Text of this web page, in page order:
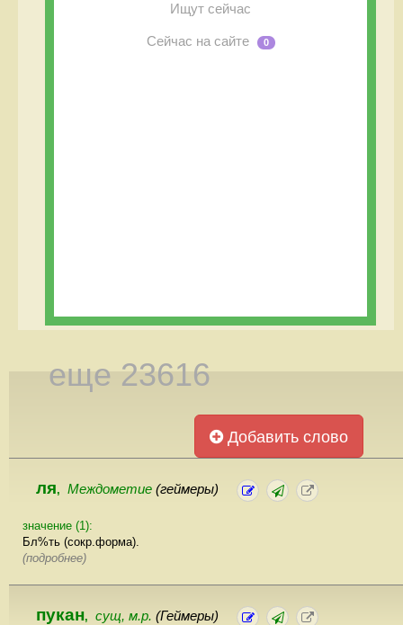
Ищут сейчас
Сейчас на сайте 0
еще 23616
Добавить слово
ля, Междометие (геймеры)
значение (1):
Бл%ть (сокр.форма).
(подробнее)
пукан, сущ, м.р. (Геймеры)